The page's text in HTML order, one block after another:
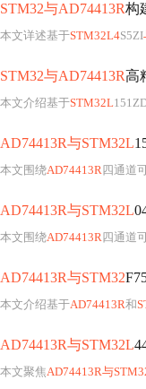
STM32与AD74413R构
本文详述基于STM32L4S5ZI
STM32与AD74413R高
本文介绍基于STM32L
AD74413R与STM32L
本文围绕AD74413R四通道
AD74413R与STM32L
本文围绕AD74413R四通道
AD74413R与STM32
本文介绍基于AD74413R和
AD74413R与STM32L
本文聚焦AD74413R与